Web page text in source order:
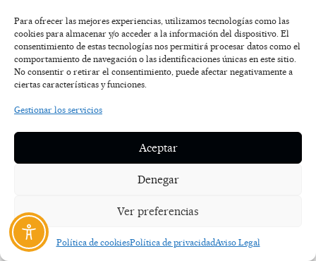
Para ofrecer las mejores experiencias, utilizamos tecnologías como las
cookies para almacenar y/o acceder a la información del dispositivo. El
consentimiento de estas tecnologías nos permitirá procesar datos como el
comportamiento de navegación o las identificaciones únicas en este sitio.
No consentir o retirar el consentimiento, puede afectar negativamente a
ciertas características y funciones.
Gestionar los servicios
Aceptar
Denegar
Ver preferencias
Política de cookiesPolítica de privacidadAviso Legal
30
abril),
17:00h.
.
I
Circuito
Mina
Hierro,
21